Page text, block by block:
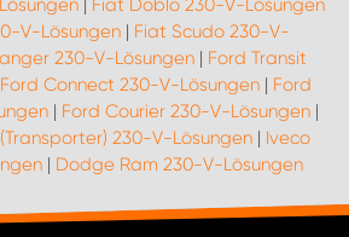
| Fiat Doblo 230-V-Lösungen
V-Lösungen | Fiat Scudo 230-V-
230-V-Lösungen| Ford Transit
Ford Connect 230-V-Lösungen| Ford
| Ford Courier 230-V-Lösungen |
230-V-Lösungen | Iveco
| Dodge Ram 230-V-Lösungen